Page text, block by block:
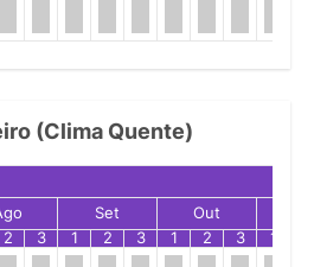
(Clima Quente)
Set Out
2 3 1 2 3 1 2 3 1